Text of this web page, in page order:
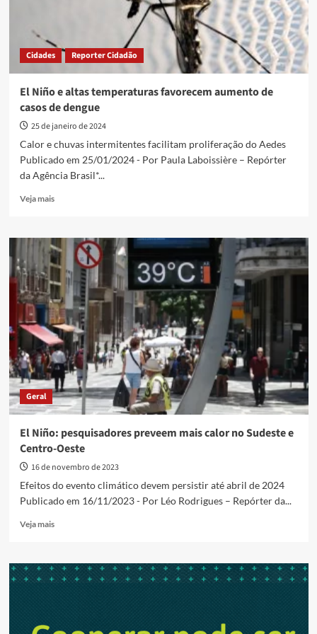
Cidades Reporter Cidadão
El Niño e altas temperaturas favorecem aumento de
casos de dengue
25 de janeiro de 2024
Calor e chuvas intermitentes facilitam proliferação do Aedes
Publicado em 25/01/2024 - Por Paula Laboissière – Repórter
da Agência Brasil*...
Veja maisRead
El
Niño
e
altas
temperaturas
favorecem
aumento
de
casos
de
dengue
Geral
El Niño: pesquisadores preveem mais calor no Sudeste e
Centro-Oeste
16 de novembro de 2023
Efeitos do evento climático devem persistir até abril de 2024
Publicado em 16/11/2023 - Por Léo Rodrigues – Repórter da...
Veja maisRead
El
Niño:
calor